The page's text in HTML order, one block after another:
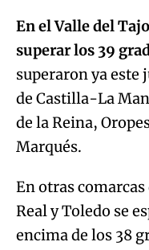
En el Valle del
superar los 39
superaron ya este
de Castilla-La
de la Reina,
Marqués.
En otras
Real y Toledo se
encima de los 38